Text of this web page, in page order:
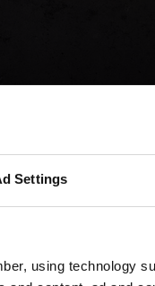
Settings
using technology